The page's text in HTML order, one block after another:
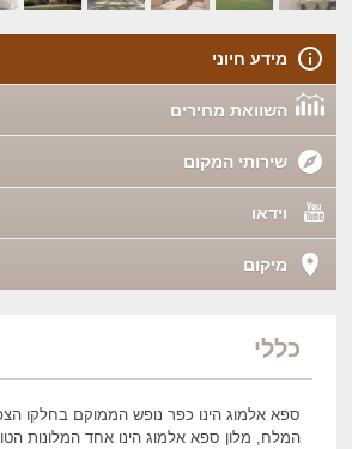
מידע חיוני
השוואת מחירים
שירותי המקום
וידאו
מיקום
כללי
ספא אלמוג הינו כפר נופש הממוקם בחלקו
המלח, מלון ספא אלמוג הינו אחד המלונות